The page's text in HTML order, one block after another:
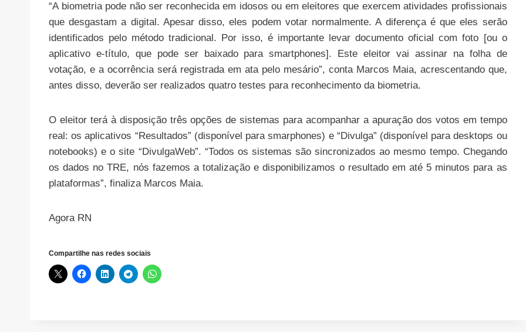
“A biometria pode não ser reconhecida em idosos ou em eleitores que exercem atividades profissionais
que desgastam a digital. Apesar disso, eles podem votar normalmente. A diferença é que eles serão
identificados pelo método tradicional. Por isso, é importante levar documento oficial com foto [ou o
aplicativo e-título, que pode ser baixado para smartphones]. Este eleitor vai assinar na folha de
votação, e a ocorrência será registrada em ata pelo mesário”, conta Marcos Maia, acrescentando que,
antes disso, deverão ser realizados quatro testes para reconhecimento da biometria.
O eleitor terá à disposição três opções de sistemas para acompanhar a apuração dos votos em tempo
real: os aplicativos “Resultados” (disponível para smarphones) e “Divulga” (disponível para desktops ou
notebooks) e o site “DivulgaWeb”. “Todos os sistemas são sincronizados ao mesmo tempo. Chegando
os dados no TRE, nós fazemos a totalização e disponibilizamos o resultado em até 5 minutos para as
plataformas”, finaliza Marcos Maia.
Agora RN
Compartilhe nas redes sociais